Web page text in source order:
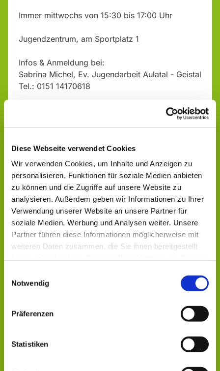
Diese Webseite verwendet Cookies
Wir verwenden Cookies, um Inhalte und Anzeigen zu
personalisieren, Funktionen für soziale Medien anbieten
zu können und die Zugriffe auf unsere Website zu
analysieren. Außerdem geben wir Informationen zu Ihrer
Verwendung unserer Website an unsere Partner für
soziale Medien, Werbung und Analysen weiter. Unsere
Partner führen diese Informationen möglicherweise mit
weiteren Daten zusammen, die Sie ihnen bereitgestellt
Notwendig
Präferenzen
Statistiken
Immer mittwochs von 15:30 bis 17:00 Uhr
Jugendzentrum, am Sportplatz 1
Infos & Anmeldung bei:
Sabrina Michel, Ev. Jugendarbeit Aulatal - Geistal
Tel.: 0151 14170618
Dies könnte Sie auch